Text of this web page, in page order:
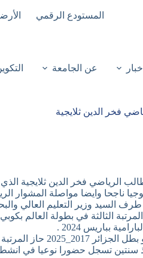
المستودع الرقمي
أخبار عن الجامعة
فخر الدين ثلايجية
الرياضي فخر الدين ثلايجية
ناجحا وايضا مواصلة المشوار
السيد وزير التعليم العالي
بكوبي اليابان 2024، والمرتبة الأولى في البطولة العربية
بباريس 2024 .
العالم بنيو دلهي الهند 2025
سنتين تسجل حضورا نوعيا في